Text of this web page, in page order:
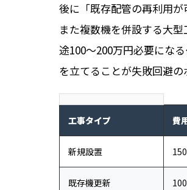
後に「既存配管の再利用が
また複数機を併設する大
途100〜200万円必要にな
を立てることが失敗回避の
工事タイプ 費
新規設置
既存機更新